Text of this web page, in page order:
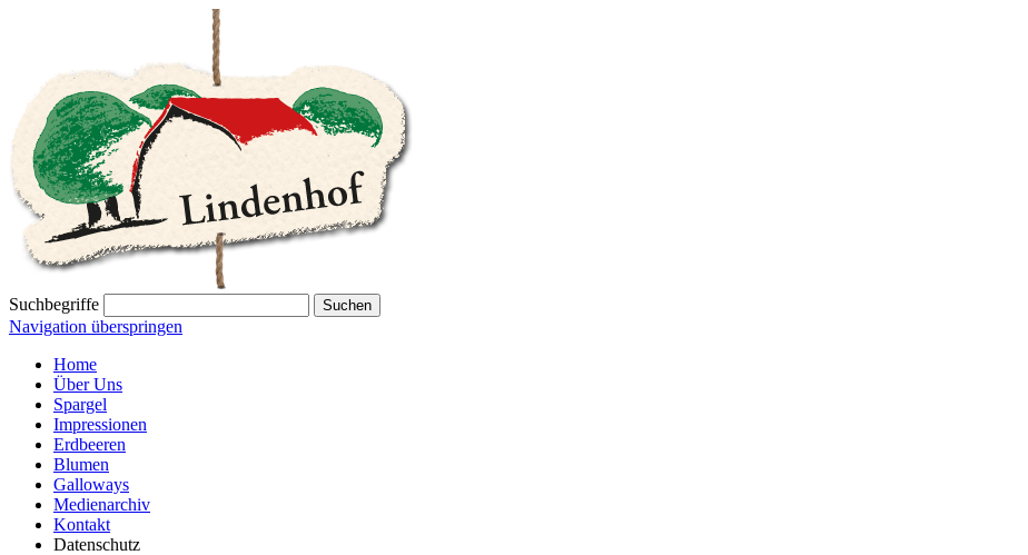
Suchbegriffe
Navigation überspringen
Home
Über Uns
Spargel
Impressionen
Erdbeeren
Blumen
Galloways
Medienarchiv
Kontakt
Datenschutz